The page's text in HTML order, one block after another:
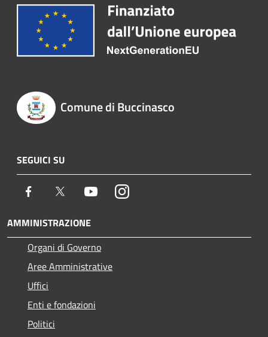
Comune di Buccinasco
SEGUICI SU
Facebook Twitter YoutubeInstagram
AMMINISTRAZIONE
Organi di Governo
Aree Amministrative
Uffici
Enti e fondazioni
Politici